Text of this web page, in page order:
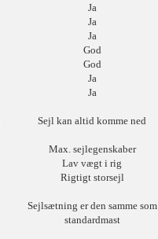
Ja
Ja
Ja
God
God
Ja
Ja
Sejl kan altid komme ned
Max. sejlegenskaber
Lav vægt i rig
Rigtigt storsejl
Sejlsætning er den samme som
standardmast